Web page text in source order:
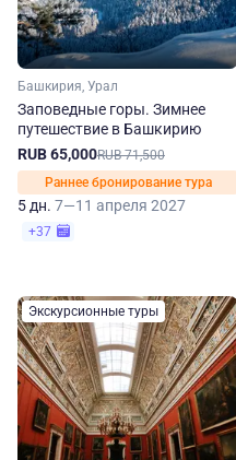
Башкирия, Урал
Заповедные горы. Зимнее
путешествие в Башкирию
RUB 65,000RUB 71,500
Раннее бронирование тура
5 дн. 7—11 апреля 2027
+37
Экскурсионные туры